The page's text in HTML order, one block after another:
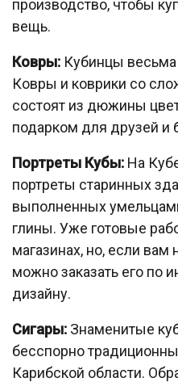
производство, чтобы
вещь.
Ковры: Кубинцы весьма
Ковры и коврики со
состоят из дюжины
подарком для друзей и
Портреты Кубы: На
портреты старинных
выполненных
глины. Уже готовые
магазинах, но, если
можно заказать его по
дизайну.
Сигары: Знаменитые
бесспорно
Карибской области.